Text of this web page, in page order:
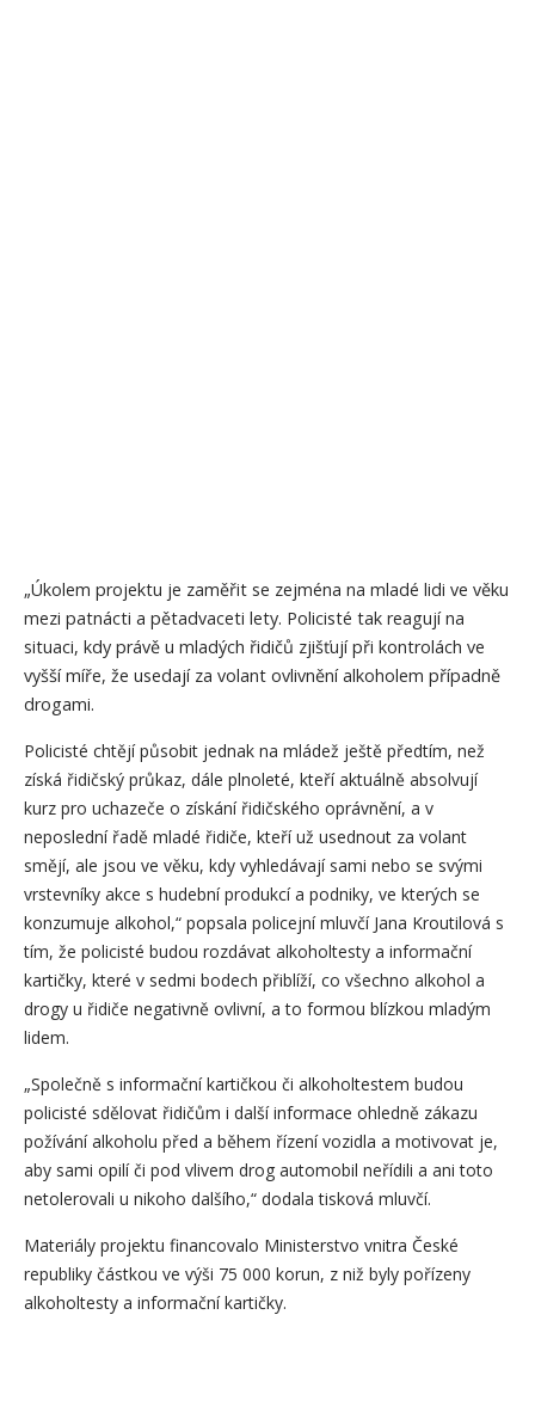
„Úkolem projektu je zaměřit se zejména na mladé lidi ve věku
mezi patnácti a pětadvaceti lety. Policisté tak reagují na
situaci, kdy právě u mladých řidičů zjišťují při kontrolách ve
vyšší míře, že usedají za volant ovlivnění alkoholem případně
drogami.
Policisté chtějí působit jednak na mládež ještě předtím, než
získá řidičský průkaz, dále plnoleté, kteří aktuálně absolvují
kurz pro uchazeče o získání řidičského oprávnění, a v
neposlední řadě mladé řidiče, kteří už usednout za volant
smějí, ale jsou ve věku, kdy vyhledávají sami nebo se svými
vrstevníky akce s hudební produkcí a podniky, ve kterých se
konzumuje alkohol,“ popsala policejní mluvčí Jana Kroutilová s
tím, že policisté budou rozdávat alkoholtesty a informační
kartičky, které v sedmi bodech přiblíží, co všechno alkohol a
drogy u řidiče negativně ovlivní, a to formou blízkou mladým
lidem.
„Společně s informační kartičkou či alkoholtestem budou
policisté sdělovat řidičům i další informace ohledně zákazu
požívání alkoholu před a během řízení vozidla a motivovat je,
aby sami opilí či pod vlivem drog automobil neřídili a ani toto
netolerovali u nikoho dalšího,“ dodala tisková mluvčí.
Materiály projektu financovalo Ministerstvo vnitra České
republiky částkou ve výši 75 000 korun, z niž byly pořízeny
alkoholtesty a informační kartičky.